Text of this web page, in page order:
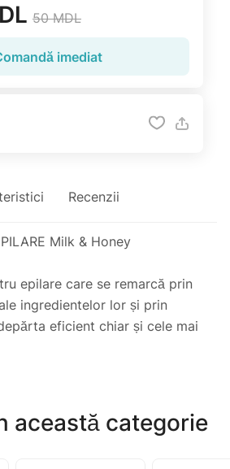
50 MDL
imediat
Recenzii
Milk & Honey
epilare care se remarcă prin
ingredientelor lor și prin
eficient chiar și cele mai
această categorie